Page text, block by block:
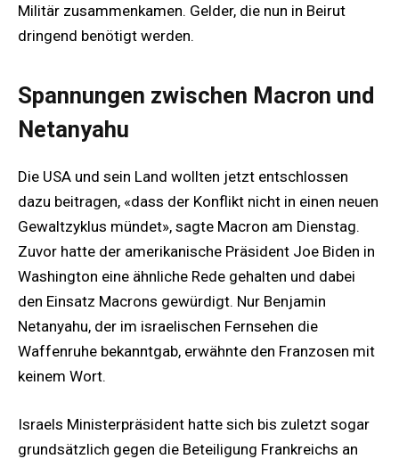
Militär zusammenkamen. Gelder, die nun in Beirut
dringend benötigt werden.
Spannungen zwischen Macron und
Netanyahu
Die USA und sein Land wollten jetzt entschlossen
dazu beitragen, «dass der Konflikt nicht in einen neuen
Gewaltzyklus mündet», sagte Macron am Dienstag.
Zuvor hatte der amerikanische Präsident Joe Biden in
Washington eine ähnliche Rede gehalten und dabei
den Einsatz Macrons gewürdigt. Nur Benjamin
Netanyahu, der im israelischen Fernsehen die
Waffenruhe bekanntgab, erwähnte den Franzosen mit
keinem Wort.
Israels Ministerpräsident hatte sich bis zuletzt sogar
grundsätzlich gegen die Beteiligung Frankreichs an